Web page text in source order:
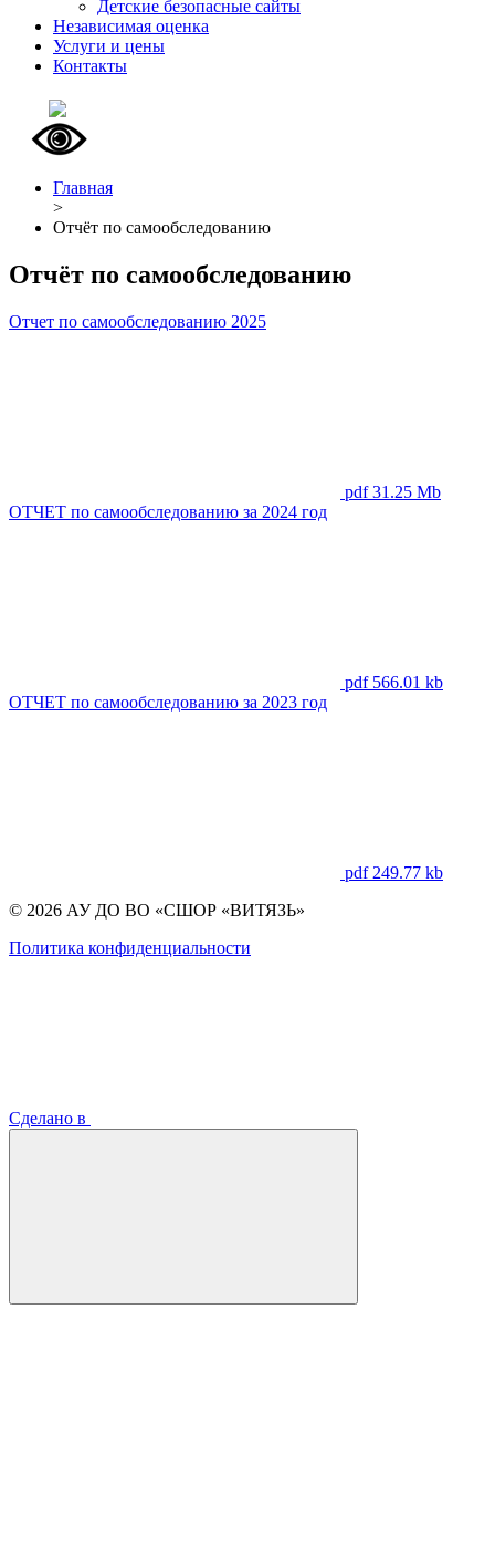
Детские безопасные сайты
Независимая оценка
Услуги и цены
Контакты
Главная
>
Отчёт по самообследованию
Отчёт по самообследованию
Отчет по самообследованию 2025
pdf 31.25 Mb
ОТЧЕТ по самообследованию за 2024 год
pdf 566.01 kb
ОТЧЕТ по самообследованию за 2023 год
pdf 249.77 kb
© 2026 АУ ДО ВО «СШОР «ВИТЯЗЬ»
Политика конфиденциальности
Сделано в